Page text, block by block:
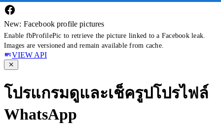
New: Facebook profile pictures
Enable fbProfilePic to retrieve the picture linked to a Facebook leak.
Images are versioned and remain available from cache.
VIEW API
โปรแกรมดูและเช็ครูปโปรไฟล์
WhatsApp